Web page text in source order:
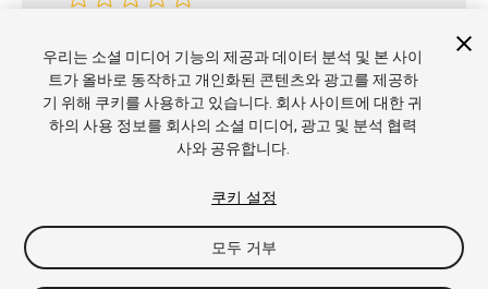
Copyright © 2020 Unity Technologies. Publication 2020.2
우리는 소셜 미디어 기능의 제공과 데이터 분석 및 본 사이
트가 올바로 동작하고 개인화된 콘텐츠와 광고를 제공하
기 위해 쿠키를 사용하고 있습니다. 회사 사이트에 대한 귀
하의 사용 정보를 회사의 소셜 미디어, 광고 및 분석 협력
사와 공유합니다.
쿠키 설정
모두 거부